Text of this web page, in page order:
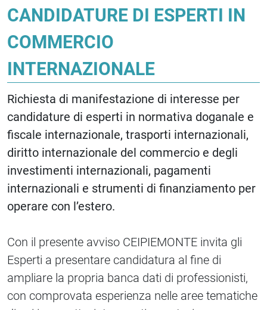
CANDIDATURE DI ESPERTI IN
COMMERCIO
INTERNAZIONALE
Richiesta di manifestazione di interesse per
candidature di esperti in normativa doganale e
fiscale internazionale, trasporti internazionali,
diritto internazionale del commercio e degli
investimenti internazionali, pagamenti
internazionali e strumenti di finanziamento per
operare con l’estero.
Con il presente avviso CEIPIEMONTE invita gli
Esperti a presentare candidatura al fine di
ampliare la propria banca dati di professionisti,
con comprovata esperienza nelle aree tematiche